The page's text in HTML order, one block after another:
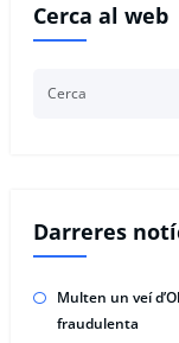
Cerca al web
Darreres
Multen un veí
fraudulenta